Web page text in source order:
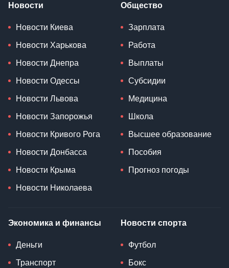
Новости
Новости Киева
Новости Харькова
Новости Днепра
Новости Одессы
Новости Львова
Новости Запорожья
Новости Кривого Рога
Новости Донбасса
Новости Крыма
Новости Николаева
Общество
Зарплата
Работа
Выплаты
Субсидии
Медицина
Школа
Высшее образование
Пособия
Прогноз погоды
Экономика и финансы
Деньги
Транспорт
Новости спорта
Футбол
Бокс